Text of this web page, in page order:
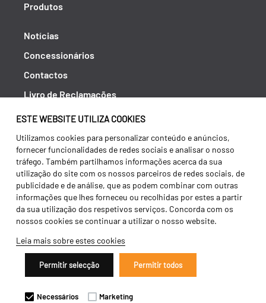
ESTE WEBSITE UTILIZA COOKIES
Utilizamos cookies para personalizar conteúdo e anúncios,
fornecer funcionalidades de redes sociais e analisar o nosso
tráfego. Também partilhamos informações acerca da sua
utilização do site com os nossos parceiros de redes sociais, de
publicidade e de análise, que as podem combinar com outras
informações que lhes forneceu ou recolhidas por estes a partir
da sua utilização dos respetivos serviços. Concorda com os
nossos cookies se continuar a utilizar o nosso website.
Leia mais sobre estes cookies
Permitir selecção Permitir todos
Necessários Marketing
Produtos
Notícias
Concessionários
Contactos
Livro de Reclamações
Política de Privacidade
Canal de Denúncias (RGPC)
Termos e condições